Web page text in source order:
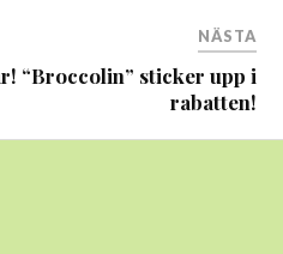
NÄSTA
“Broccolin” sticker upp i
rabatten!